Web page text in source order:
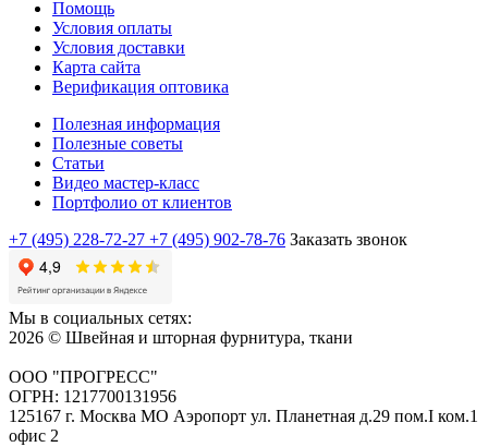
Помощь
Условия оплаты
Условия доставки
Карта сайта
Верификация оптовика
Полезная информация
Полезные советы
Статьи
Видео мастер-класс
Портфолио от клиентов
+7 (495) 228-72-27 +7 (495) 902-78-76 Заказать звонок
Мы в социальных сетях:
2026 © Швейная и шторная фурнитура, ткани
ООО "ПРОГРЕСС"
ОГРН: 1217700131956
125167 г. Москва МО Аэропорт ул. Планетная д.29 пом.I ком.1
офис 2